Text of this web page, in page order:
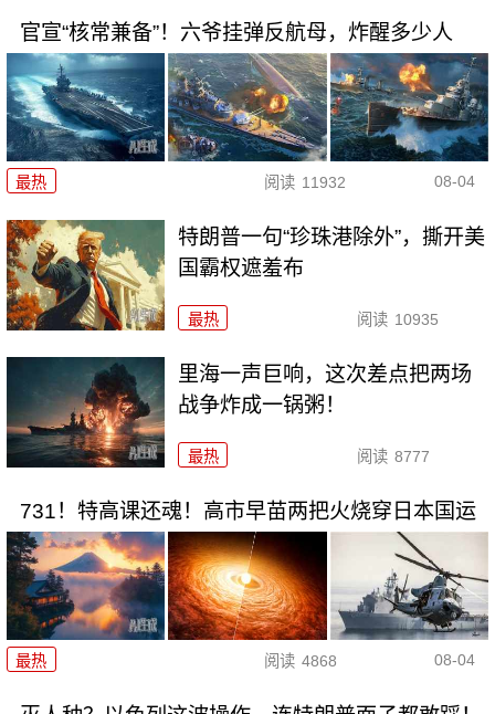
官宣“核常兼备”！六爷挂弹反航母，炸醒多少人
最热 阅读 11932 08-04
特朗普一句“珍珠港除外”，撕开美
国霸权遮羞布
最热 阅读 10935
里海一声巨响，这次差点把两场
战争炸成一锅粥！
最热 阅读 8777
731！特高课还魂！高市早苗两把火烧穿日本国运
最热 阅读 4868 08-04